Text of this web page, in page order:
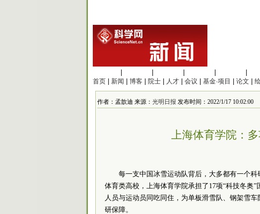
首页
新闻 博客 院士 人才 会议 基金·项目 论文
作者：孟歆迪 来源： 光明日报 发布时间：2022/1/17 10:02:00
上海体育学院：
每一支中国冰雪运动队背后，大多都有一个
体育类高校，上海体育学院承担了17项“科技冬奥
人员与运动员同吃同住，为单板滑雪队、钢架雪
研保障。